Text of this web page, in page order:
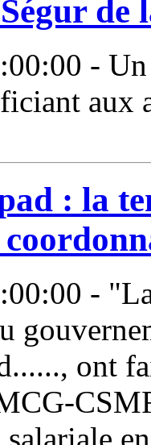
de
-
aux
: la
-
ont
salariale